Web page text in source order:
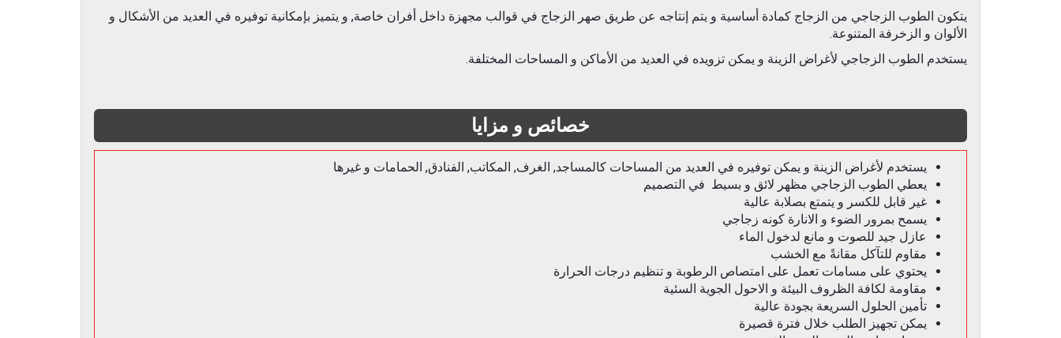
يتكون الطوب الزجاجي من الزجاج كمادة أساسية و يتم إنتاجه عن طريق صهر الزجاج في قوالب مجهزة داخل أفران خاصة, و يتميز بإمكانية توفيره في العديد من الأشكال و
الألوان و الزخرفة المتنوعة.
يستخدم الطوب الزجاجي لأغراض الزينة و يمكن تزويده في العديد من الأماكن و المساحات المختلفة.
خصائص و مزايا
يستخدم لأغراض الزينة و يمكن توفيره في العديد من المساحات كالمساجد, الغرف, المكاتب, الفنادق, الحمامات و غيرها
يعطي الطوب الزجاجي مظهر لائق و بسيط في التصميم
غير قابل للكسر و يتمتع بصلابة عالية
يسمح بمرور الضوء و الانارة كونه زجاجي
عازل جيد للصوت و مانع لدخول الماء
مقاوم للتآكل مقانةً مع الخشب
يحتوي على مسامات تعمل على امتصاص الرطوبة و تنظيم درجات الحرارة
مقاومة لكافة الظروف البيئة و الاحول الجوية السئية
تأمين الحلول السريعة بجودة عالية
يمكن تجهيز الطلب خلال فترة قصيرة